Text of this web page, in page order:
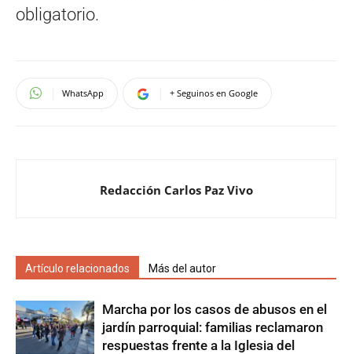
obligatorio.
WhatsApp + Seguinos en Google
Redacción Carlos Paz Vivo
Artículo relacionados Más del autor
Marcha por los casos de abusos en el
jardín parroquial: familias reclamaron
respuestas frente a la Iglesia del